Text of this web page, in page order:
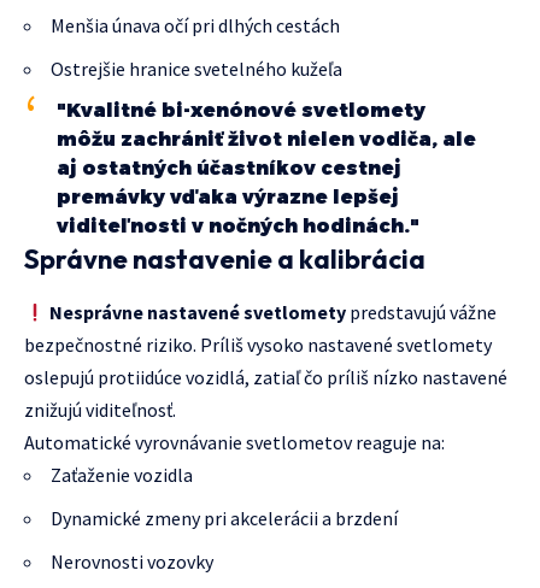
Menšia únava očí pri dlhých cestách
Ostrejšie hranice svetelného kužeľa
"Kvalitné bi-xenónové svetlomety
môžu zachrániť život nielen vodiča, ale
aj ostatných účastníkov cestnej
premávky vďaka výrazne lepšej
viditeľnosti v nočných hodinách."
Správne nastavenie a kalibrácia
Nesprávne nastavené svetlomety predstavujú vážne
bezpečnostné riziko. Príliš vysoko nastavené svetlomety
oslepujú protiidúce vozidlá, zatiaľ čo príliš nízko nastavené
znižujú viditeľnosť.
Automatické vyrovnávanie svetlometov reaguje na:
Zaťaženie vozidla
Dynamické zmeny pri akcelerácii a brzdení
Nerovnosti vozovky